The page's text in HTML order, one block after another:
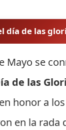
día de las
Mayo se
de las
en honor a
en la rada